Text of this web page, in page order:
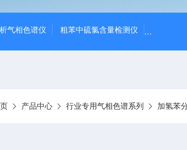
气相色谱仪 粗苯中硫氯含量检测仪 国产气
产品中心 行业专用气相色谱系列 加氢苯